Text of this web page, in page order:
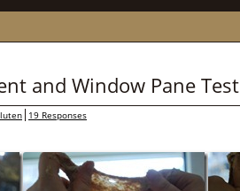
and Window Pane Test
19 Responses